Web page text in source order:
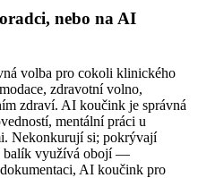
nebo na AI
volba pro cokoli klinického
zdravotní volno,
zdraví. AI koučink je správná
mentální práci u
Nekonkurují si; pokrývají
balík využívá obojí —
AI koučink pro